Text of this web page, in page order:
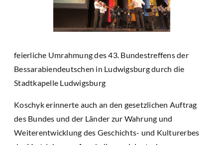
feierliche Umrahmung des 43. Bundestreffens der
Bessarabiendeutschen in Ludwigsburg durch die
Stadtkapelle Ludwigsburg
Koschyk erinnerte auch an den gesetzlichen Auftrag
des Bundes und der Länder zur Wahrung und
Weiterentwicklung des Geschichts- und Kulturerbes